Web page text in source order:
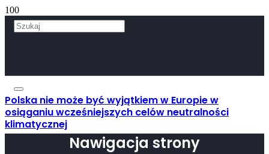
Polska nie może być wyjątkiem w Europie w
osiąganiu wcześniejszych celów neutralności
klimatycznej
Nawigacja strony